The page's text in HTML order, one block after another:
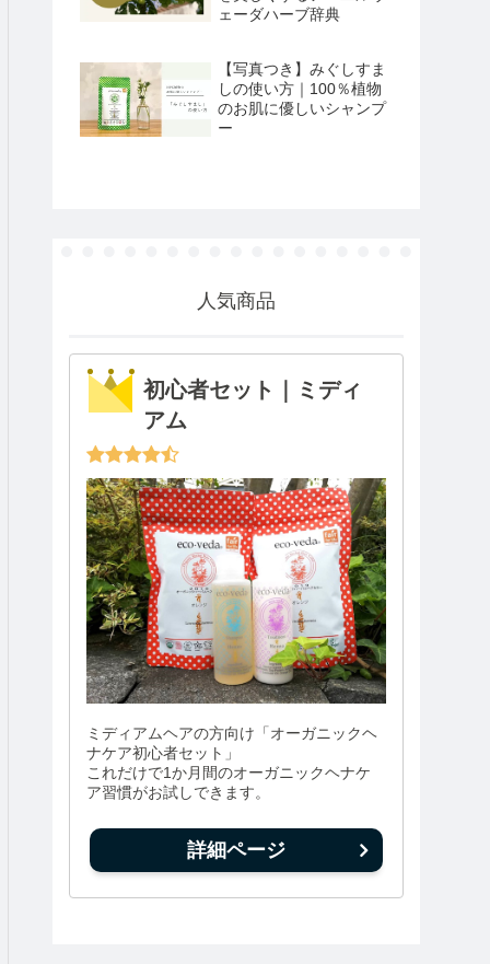
ェーダハーブ辞典
【写真つき】みぐしすま
しの使い方｜100％植物
のお肌に優しいシャンプ
ー
人気商品
初心者セット｜ミディ
アム
ミディアムヘアの方向け「オーガニックヘ
ナケア初心者セット」
これだけで1か月間のオーガニックヘナケ
ア習慣がお試しできます。
詳細ページ